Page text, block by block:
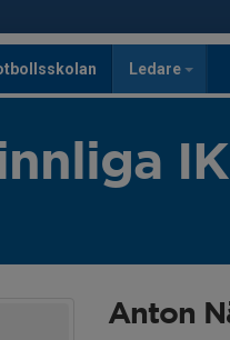
Ledare
IK
Anton